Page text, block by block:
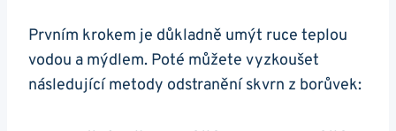
Prvním krokem je důkladně umýt ruce teplou
vodou a mýdlem. Poté můžete vyzkoušet
následující metody odstranění skvrn z borůvek: